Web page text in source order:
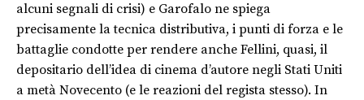
alcuni segnali di crisi) e Garofalo ne spiega
precisamente la tecnica distributiva, i punti di forza e le
battaglie condotte per rendere anche Fellini, quasi, il
depositario dell’idea di cinema d’autore negli Stati Uniti
a metà Novecento (e le reazioni del regista stesso). In